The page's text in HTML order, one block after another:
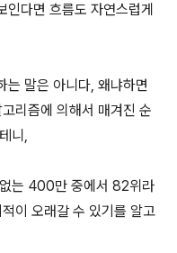
인다면 흐름도 자연스럽게
는 말은 아니다, 왜냐하면
리즘에 의해서 매겨진 순
니,
는 400만 중에서 82위라
이 오래갈 수 있기를 알고